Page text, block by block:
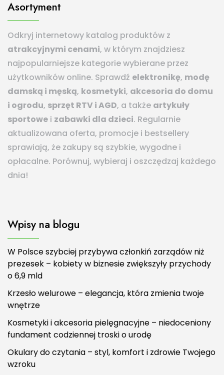
Asortyment
Odkryj internetowy katalog produktów z
atrakcyjnymi cenami, w którym znajdziesz
najpopularniejsze kategorie wybierane przez
użytkowników online. Sprawdź elektronikę, modę
damską i męską, kosmetyki, akcesoria do domu
i ogrodu, sprzęt RTV i AGD, a także artykuły
sportowe i zabawki dla dzieci. Regularnie
aktualizowana oferta, promocje i bestsellery
sprawiają, że zakupy są szybkie, wygodne i
opłacalne. Porównuj, wybieraj i oszczędzaj każdego
dnia!
Wpisy na blogu
W Polsce szybciej przybywa członkiń zarządów niż
prezesek – kobiety w biznesie zwiększyły przychody
o 6,9 mld
Krzesło welurowe – elegancja, która zmienia twoje
wnętrze
Kosmetyki i akcesoria pielęgnacyjne – niedoceniony
fundament codziennej troski o urodę
Okulary do czytania – styl, komfort i zdrowie Twojego
wzroku